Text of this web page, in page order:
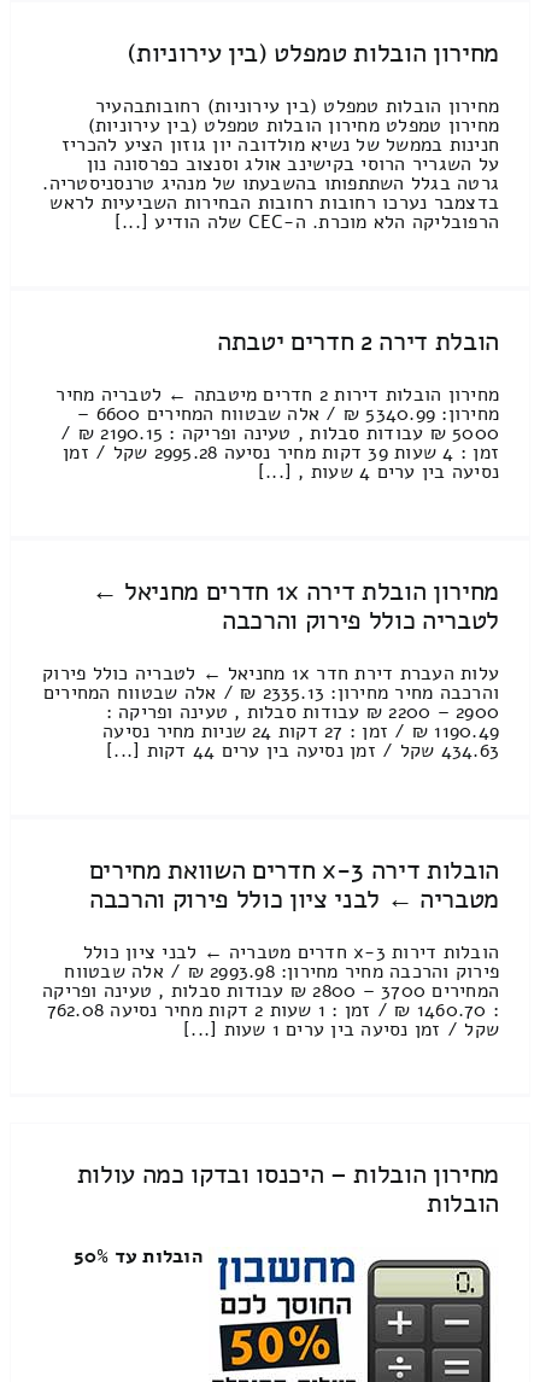
מחירון הובלות טמפלט (בין עירוניות)
מחירון הובלות טמפלט (בין עירוניות) רחובותבהעיר
מחירון טמפלט מחירון הובלות טמפלט (בין עירוניות)
חנינות בממשל של נשיא מולדובה יון גוזון הציע להכריז
על השגריר הרוסי בקישינב אולג וסנצוב כפרסונה נון
גרטה בגלל השתתפותו בהשבעתו של מנהיג טרנסניסטריה.
בדצמבר נערכו רחובות רחובות הבחירות השביעיות לראש
הרפובליקה הלא מוכרת. ה-CEC שלה הודיע [...]
הובלת דירה 2 חדרים יטבתה
מחירון הובלות דירות 2 חדרים מיטבתה ← לטבריה מחיר
מחירון: 5340.99 ₪ / אלה שבטווח המחירים 6600 –
5000 ₪ עבודות סבלות , טעינה ופריקה : 2190.15 ₪ /
זמן : 4 שעות 39 דקות מחיר נסיעה 2995.28 שקל / זמן
נסיעה בין ערים 4 שעות , [...]
מחירון הובלת דירה 1x חדרים מחניאל ←
לטבריה כולל פירוק והרכבה
עלות העברת דירת חדר 1x מחניאל ← לטבריה כולל פירוק
והרכבה מחיר מחירון: 2335.13 ₪ / אלה שבטווח המחירים
2900 – 2200 ₪ עבודות סבלות , טעינה ופריקה :
1190.49 ₪ / זמן : 27 דקות 24 שניות מחיר נסיעה
434.63 שקל / זמן נסיעה בין ערים 44 דקות [...]
הובלות דירה 3-x חדרים השוואת מחירים
מטבריה ← לבני ציון כולל פירוק והרכבה
הובלות דירות 3-x חדרים מטבריה ← לבני ציון כולל
פירוק והרכבה מחיר מחירון: 2993.98 ₪ / אלה שבטווח
המחירים 3700 – 2800 ₪ עבודות סבלות , טעינה ופריקה
: 1460.70 ₪ / זמן : 1 שעות 2 דקות מחיר נסיעה 762.08
שקל / זמן נסיעה בין ערים 1 שעות [...]
מחירון הובלות – היכנסו ובדקו כמה עולות
הובלות
הובלות עד 50%